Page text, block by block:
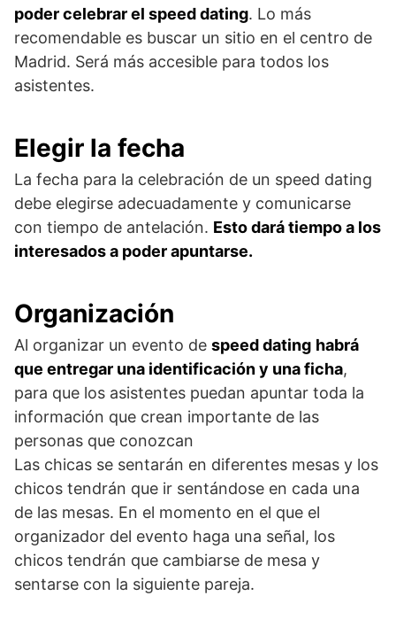
poder celebrar el speed dating. Lo más
recomendable es buscar un sitio en el centro de
Madrid. Será más accesible para todos los
asistentes.
Elegir la fecha
La fecha para la celebración de un speed dating
debe elegirse adecuadamente y comunicarse
con tiempo de antelación. Esto dará tiempo a los
interesados a poder apuntarse.
Organización
Al organizar un evento de speed dating habrá
que entregar una identificación y una ficha,
para que los asistentes puedan apuntar toda la
información que crean importante de las
personas que conozcan
Las chicas se sentarán en diferentes mesas y los
chicos tendrán que ir sentándose en cada una
de las mesas. En el momento en el que el
organizador del evento haga una señal, los
chicos tendrán que cambiarse de mesa y
sentarse con la siguiente pareja.